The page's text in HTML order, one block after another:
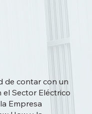
de contar con un
Sector Eléctrico
Empresa